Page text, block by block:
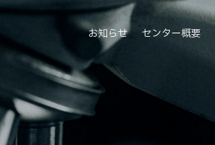
お知らせ センター概要